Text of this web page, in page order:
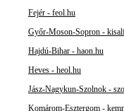
Fejér - feol.hu
Győr-Moson-Sopron -
Hajdú-Bihar - haon.hu
Heves - heol.hu
Jász-Nagykun-Szolnok -
Komárom-Esztergom -